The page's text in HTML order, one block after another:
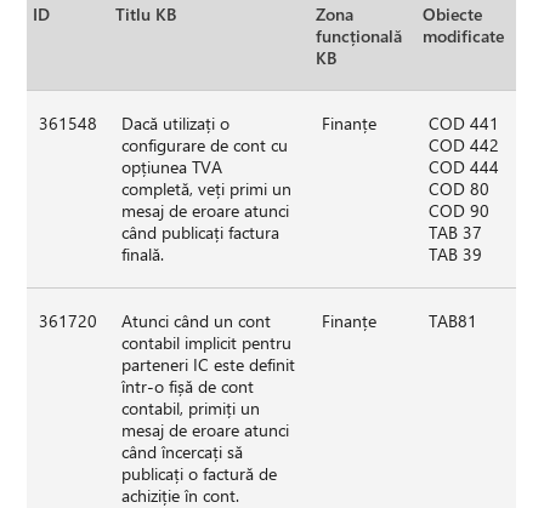
ID Titlu KB
Zona
funcțională
KB
Obiecte
modificate
361548
Dacă utilizați o
configurare de cont cu
opțiunea TVA
completă, veți primi un
mesaj de eroare atunci
când publicați factura
finală.
Finanțe
COD 441
COD 442
COD 444
COD 80
COD 90
TAB 37
TAB 39
361720
Atunci când un cont
contabil implicit pentru
parteneri IC este definit
într-o fișă de cont
contabil, primiți un
mesaj de eroare atunci
când încercați să
publicați o factură de
achiziție în cont.
Finanțe TAB81